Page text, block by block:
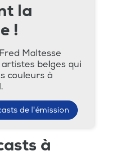
la
!
Maltesse
belges qui
couleurs à
de l'émission
à